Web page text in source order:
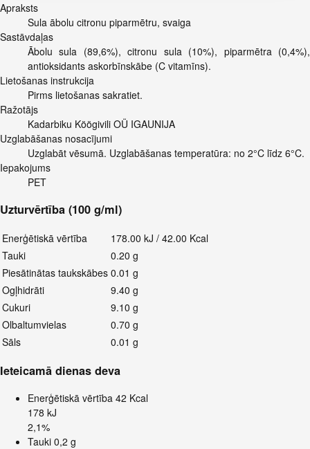
Apraksts
Sula ābolu citronu piparmētru, svaiga
Sastāvdaļas
Ābolu sula (89,6%), citronu sula (10%), piparmētra (0,4%),
antioksidants askorbīnskābe (C vitamīns).
Lietošanas instrukcija
Pirms lietošanas sakratiet.
Ražotājs
Kadarbiku Köögivili OÜ IGAUNIJA
Uzglabāšanas nosacījumi
Uzglabāt vēsumā. Uzglabāšanas temperatūra: no 2°C līdz 6°C.
Iepakojums
PET
Uzturvērtība (100 g/ml)
Enerģētiskā vērtība
178.00 kJ / 42.00 Kcal
Tauki
0.20 g
Piesātinātas taukskābes 0.01 g
Ogļhidrāti
9.40 g
Cukuri
9.10 g
Olbaltumvielas
0.70 g
Sāls
0.01 g
Ieteicamā dienas deva
Enerģētiskā vērtība 42 Kcal
178 kJ
2,1%
Tauki 0,2 g